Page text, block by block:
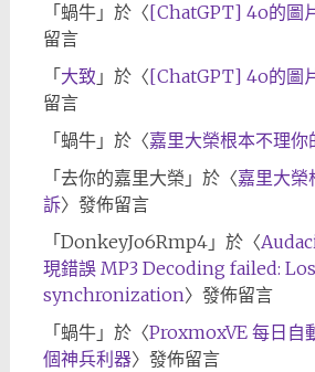
「 蝸牛」於〈[ChatGPT] 4o的圖
留言
「 大致 」於〈[ChatGPT] 4o的圖
留言
「 蝸牛」於〈嘉里大榮根本不理你
「 去你的嘉里大榮 」於〈嘉里大榮
訴〉發佈留言
「 DonkeyJo6Rmp4」於〈
現錯誤 MP3 Decoding failed:
synchronization〉發佈留言
「 蝸牛」於〈ProxmoxVE 每日自
個神兵利器〉發佈留言